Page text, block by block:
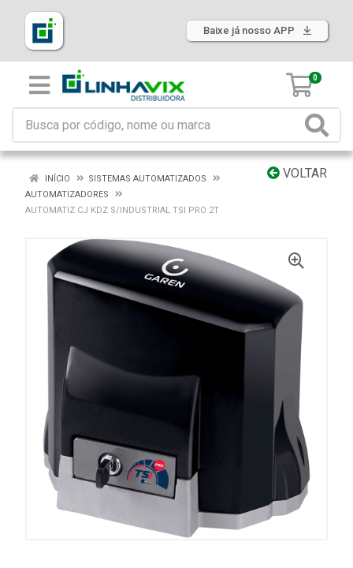
Baixe já nosso APP
0
VOLTAR
INÍCIO
SISTEMAS AUTOMATIZADOS
AUTOMATIZADORES
AUTOMATIZ CJ KDZ S/INDUSTRIAL TSI PRO 2T